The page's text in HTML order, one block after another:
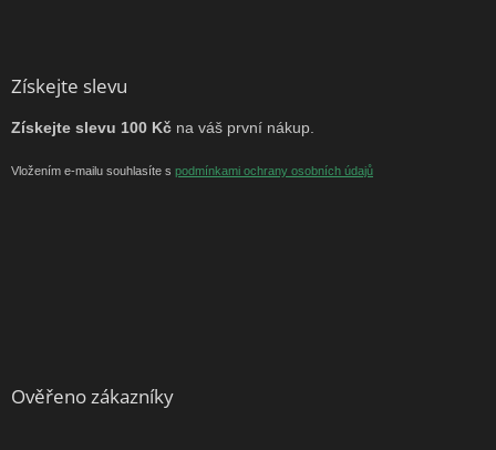
Získejte slevu
Získejte slevu 100 Kč na váš první nákup.
Vložením e-mailu souhlasíte s podmínkami ochrany osobních údajů
Ověřeno zákazníky